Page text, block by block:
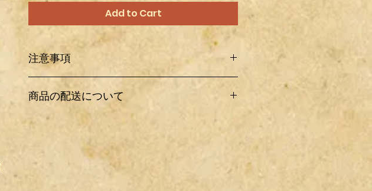
Add to Cart
注意事項
輸入パーツ及びワンオフ製作したものなので梱包中や配
送中に多少の傷、汚れや変更点など記載および撮影され
ている箇所以外にもある場合がありますので、その辺り
もあらかじめご了承下さい。
て購入などの理由があってもノークレーム・ノーリター
ンとさせていただきます。
又、日米カスタムパーツには取付に工夫を要する場合が
商品の配送について
日本国内の配送は全て着払いとなります。
基本、新品パーツに関しては箱詰めでの発送ですが、そ
れ以外での梱包方法では送料の負担を抑える為、気泡緩
衝材（エアキャップ）で包んで発送する場合も御座いま